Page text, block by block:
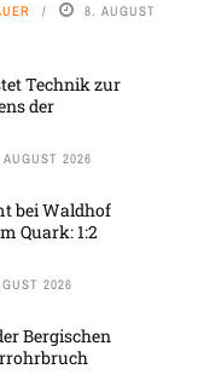
8. AUGUST
Technik zur
der
2026
bei Waldhof
Quark: 1:2
2026
Bergischen